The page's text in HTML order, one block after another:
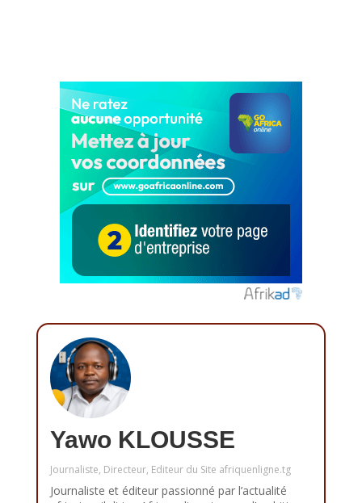
Yawo KLOUSSE
Journaliste, Directeur, Editeur du Site afriquenligne.tg
Journaliste et éditeur passionné par l’actualité